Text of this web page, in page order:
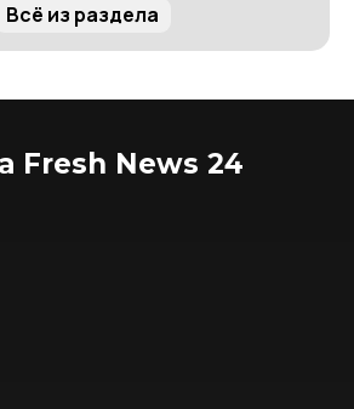
Всё из раздела
Fresh News 24